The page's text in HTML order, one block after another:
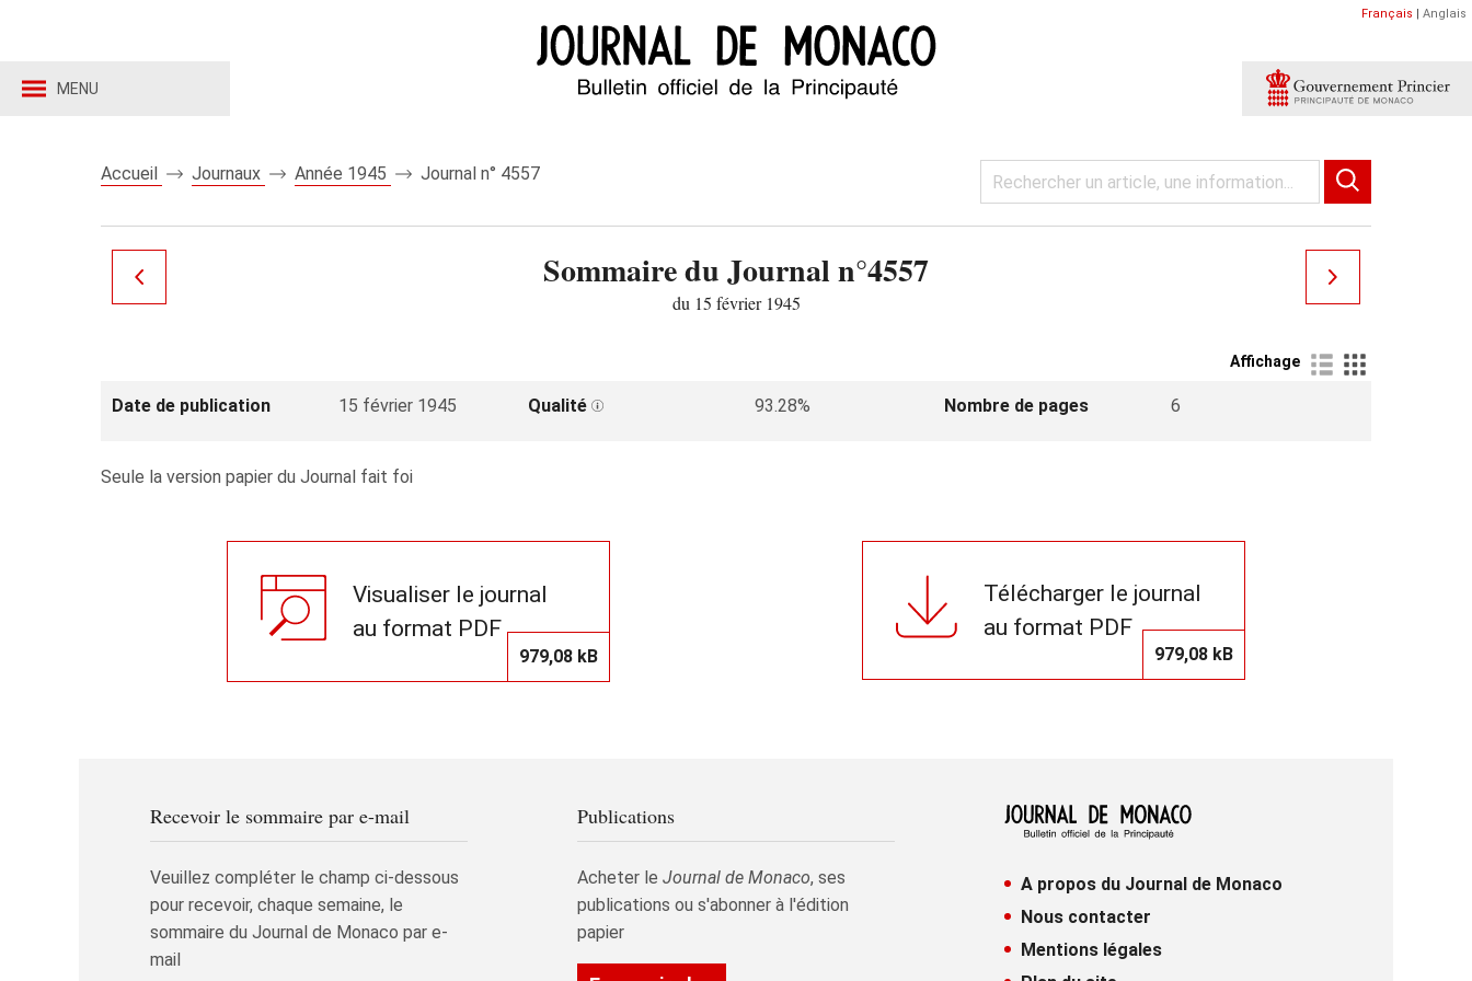
MENU
Français | Anglais
Accueil Journaux Année 1945 Journal n° 4557
Sommaire du Journal n°4557
du 15 février 1945
Affichage
Date de publication 15 février 1945 Qualité 93.28% Nombre de pages 6
Seule la version papier du Journal fait foi
Visualiser le journal
au format PDF
979,08 kB
Télécharger le journal
au format PDF
979,08 kB
Recevoir le sommaire par e-mail
Veuillez compléter le champ ci-dessous
pour recevoir, chaque semaine, le
sommaire du Journal de Monaco par e-
mail
Publications
Acheter le Journal de Monaco, ses
publications ou s'abonner à l'édition
papier
A propos du Journal de Monaco
Nous contacter
Mentions légales